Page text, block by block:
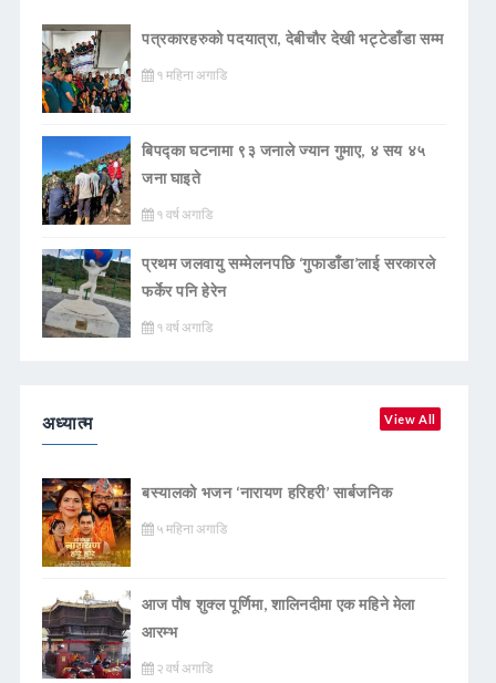
पत्रकारहरुको पदयात्रा, देबीचौर देखी भट्टेडाँडा सम्म
१ महिना अगाडि
बिपद्का घटनामा ९३ जनाले ज्यान गुमाए, ४ सय ४५
जना घाइते
१ वर्ष अगाडि
प्रथम जलवायु सम्मेलनपछि ‘गुफाडाँडा’लाई सरकारले
फर्केर पनि हेरेन
१ वर्ष अगाडि
अध्यात्म View All
बस्यालको भजन ‘नारायण हरिहरी’ सार्बजनिक
५ महिना अगाडि
आज पौष शुक्ल पूर्णिमा, शालिनदीमा एक महिने मेला
आरम्भ
२ वर्ष अगाडि